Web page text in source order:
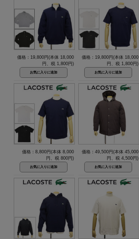
価格：19,800円(本体 18,000
円、税 1,800円)
価格：19,800円(本体 18,000
円、税 1,800円)
価格：8,800円(本体 8,000
円、税 800円)
価格：49,500円(本体 45,000
円、税 4,500円)